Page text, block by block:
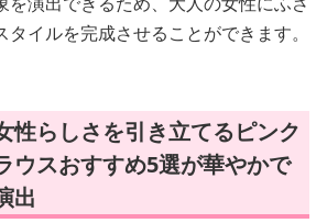
イルを完成させることができます。
性らしさを引き立てるピンク
ウスおすすめ5選が華やかで
出